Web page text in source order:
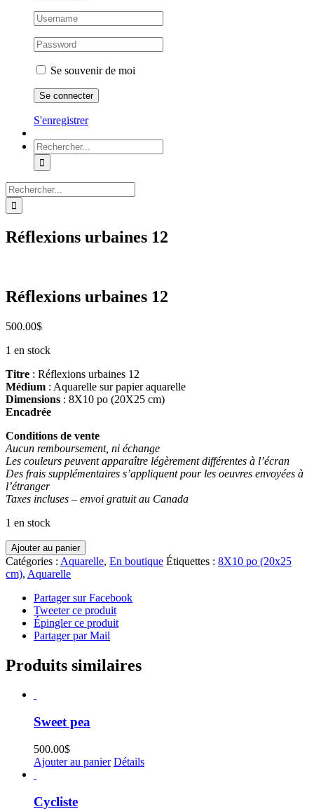
Se souvenir de moi
S'enregistrer
Rechercher:
Rechercher:
Réflexions urbaines 12
Réflexions urbaines 12
500.00$
1 en stock
Titre : Réflexions urbaines 12
Médium : Aquarelle sur papier aquarelle
Dimensions : 8X10 po (20X25 cm)
Encadrée
Conditions de vente
Aucun remboursement, ni échange
Les couleurs peuvent apparaître légèrement différentes à l’écran
Des frais supplémentaires s’appliquent pour les oeuvres envoyées à
l’étranger
Taxes incluses – envoi gratuit au Canada
1 en stock
quantité
de
Réflexions
urbaines
Ajouter au panier
Catégories : Aquarelle, En boutique Étiquettes : 8X10 po (20x25
cm), Aquarelle
Partager sur Facebook
Tweeter ce produit
Épingler ce produit
Partager par Mail
Produits similaires
Sweet pea
500.00$
Ajouter au panier Détails
Cycliste